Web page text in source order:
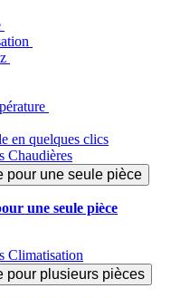
en quelques clics
Chaudières
pour une seule pièce
une seule pièce
Climatisation
pour plusieurs pièces